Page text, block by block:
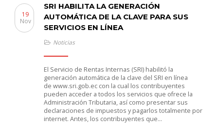
SRI HABILITA LA GENERACIÓN
AUTOMÁTICA DE LA CLAVE PARA SUS
SERVICIOS EN LÍNEA
19
Nov
Noticias
El Servicio de Rentas Internas (SRI) habilitó la
generación automática de la clave del SRI en línea
de www.sri.gob.ec con la cual los contribuyentes
pueden acceder a todos los servicios que ofrece la
Administración Tributaria, así como presentar sus
declaraciones de impuestos y pagarlos totalmente por
internet. Antes, los contribuyentes que…